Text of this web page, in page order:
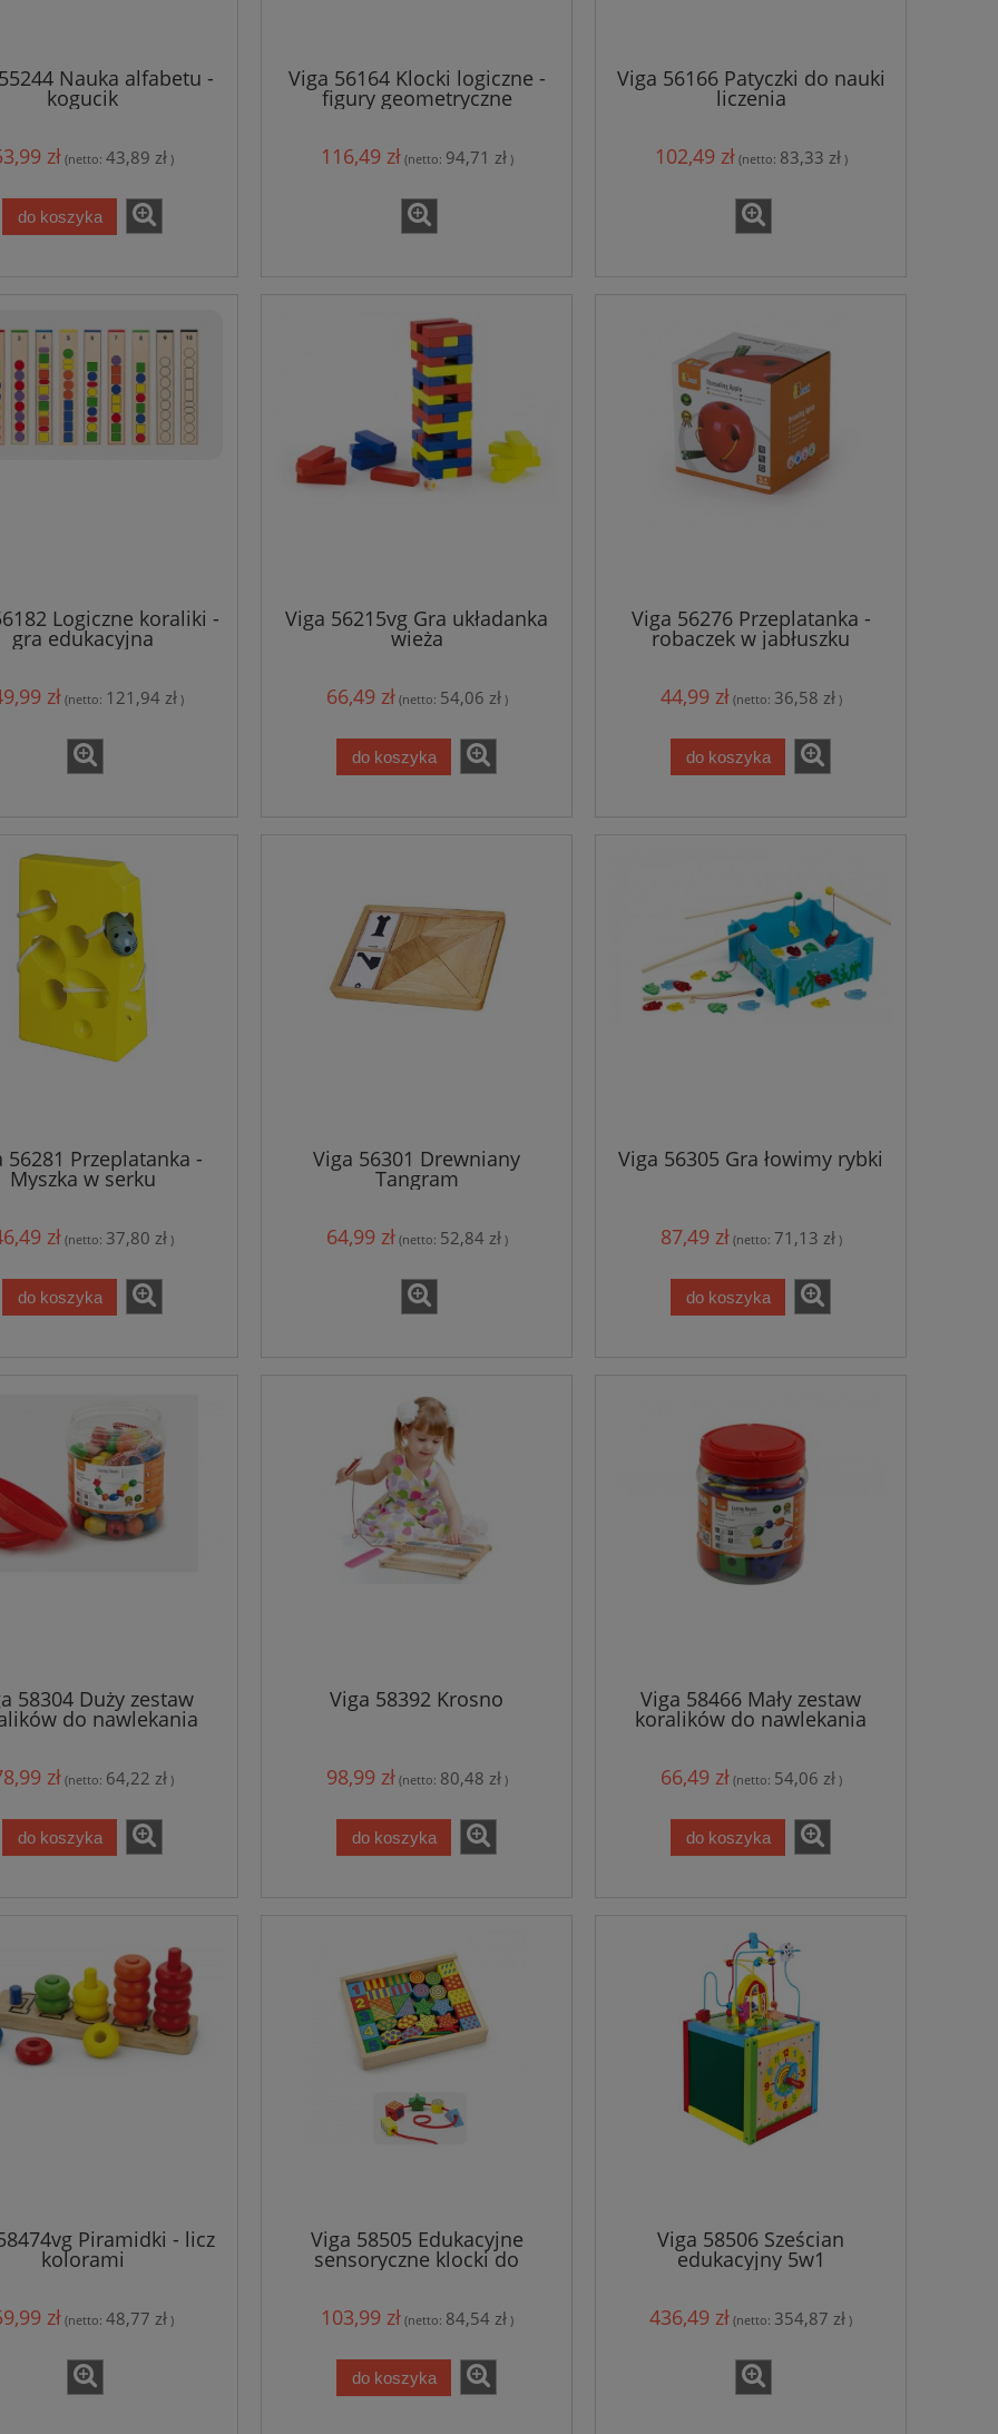
Nauka alfabetu -
kogucik
zł (netto: 43,89 zł)
do koszyka
Viga 56164 Klocki logiczne -
figury geometryczne
116,49 zł (netto: 94,71 zł)
Viga 56166 Patyczki do nauki
liczenia
102,49 zł (netto: 83,33 zł)
Logiczne koraliki -
gra edukacyjna
zł (netto: 121,94 zł )
Viga 56215vg Gra układanka
wieża
66,49 zł (netto: 54,06 zł)
do koszyka
Viga 56276 Przeplatanka -
robaczek w jabłuszku
44,99 zł (netto: 36,58 zł)
do koszyka
56281 Przeplatanka -
Myszka w serku
zł (netto: 37,80 zł)
do koszyka
Viga 56301 Drewniany
Tangram
64,99 zł (netto: 52,84 zł)
Viga 56305 Gra łowimy rybki
87,49 zł (netto: 71,13 zł)
do koszyka
58304 Duży zestaw
do nawlekania
zł (netto: 64,22 zł)
do koszyka
Viga 58392 Krosno
98,99 zł (netto: 80,48 zł)
do koszyka
Viga 58466 Mały zestaw
koralików do nawlekania
66,49 zł (netto: 54,06 zł)
do koszyka
Piramidki - licz
kolorami
zł (netto: 48,77 zł)
Viga 58505 Edukacyjne
sensoryczne klocki do
nawlekania
103,99 zł (netto: 84,54 zł)
do koszyka
Viga 58506 Sześcian
edukacyjny 5w1
436,49 zł (netto: 354,87 zł )